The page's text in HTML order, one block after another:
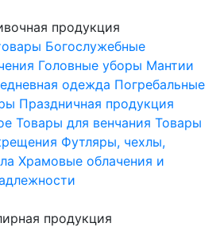
продукция
Богослужебные
Головные уборы Мантии
одежда Погребальные
Праздничная продукция
Товары для венчания Товары
Футляры, чехлы,
Храмовые облачения и
продукция